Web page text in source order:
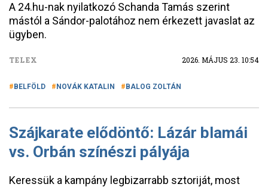
A 24.hu-nak nyilatkozó Schanda Tamás szerint
mástól a Sándor-palotához nem érkezett javaslat az
ügyben.
TELEX 2026. MÁJUS 23. 10:54
BELFÖLD NOVÁK KATALIN BALOG ZOLTÁN
Szájkarate elődöntő: Lázár blamái
vs. Orbán színészi pályája
Keressük a kampány legbizarrabb sztoriját, most